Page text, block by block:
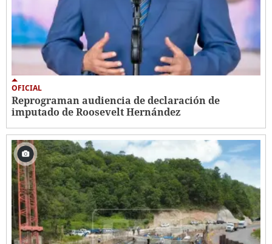
OFICIAL
Reprograman audiencia de declaración de
imputado de Roosevelt Hernández